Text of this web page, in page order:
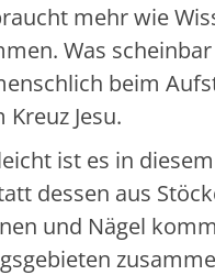
mehr wie
Was
beim
Kreuz Jesu.
ist es in
dessen aus
und Nägel